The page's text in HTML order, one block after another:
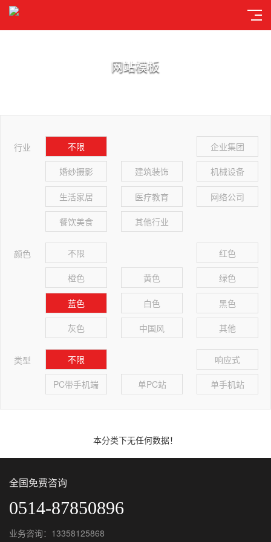
网站模板
行业 不限 企业集团
婚纱摄影 建筑装饰 机械设备
生活家居 医疗教育 网络公司
餐饮美食 其他行业
颜色 不限 红色
橙色 黄色 绿色
蓝色 白色 黑色
灰色 中国风 其他
类型 不限 响应式
PC带手机端 单PC站 单手机站
本分类下无任何数据！
全国免费咨询
0514-87850896
业务咨询：13358125868